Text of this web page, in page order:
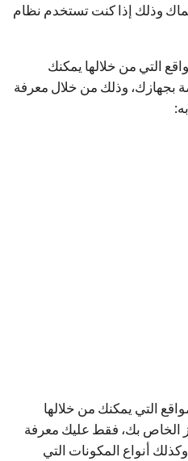
وذلك إذا كنت تستخدم نظام
التي من خلالها يمكنك
بجهازك، وذلك من خلال معرفة
التي يمكنك من خلالها
الخاص بك، فقط عليك معرفة
أنواع المكونات التي